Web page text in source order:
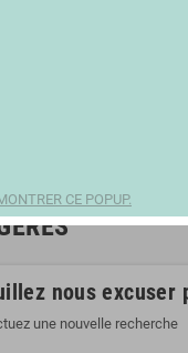
nous excuser
une nouvelle recherche
CE POPUP.